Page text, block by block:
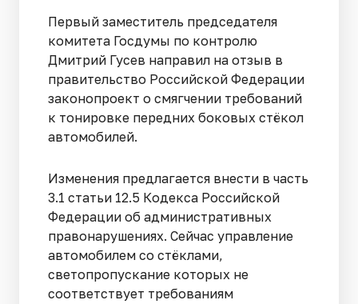
Первый заместитель председателя
комитета Госдумы по контролю
Дмитрий Гусев направил на отзыв в
правительство Российской Федерации
законопроект о смягчении требований
к тонировке передних боковых стёкол
автомобилей.
Изменения предлагается внести в часть
3.1 статьи 12.5 Кодекса Российской
Федерации об административных
правонарушениях. Сейчас управление
автомобилем со стёклами,
светопропускание которых не
соответствует требованиям